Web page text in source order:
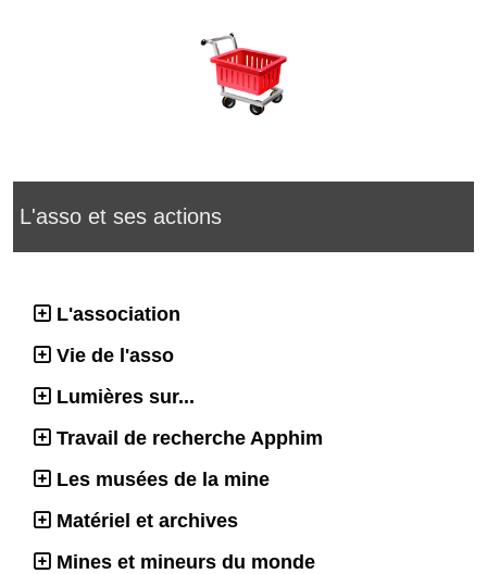
L'asso et ses actions
L'association
Vie de l'asso
Lumières sur...
Travail de recherche Apphim
Les musées de la mine
Matériel et archives
Mines et mineurs du monde